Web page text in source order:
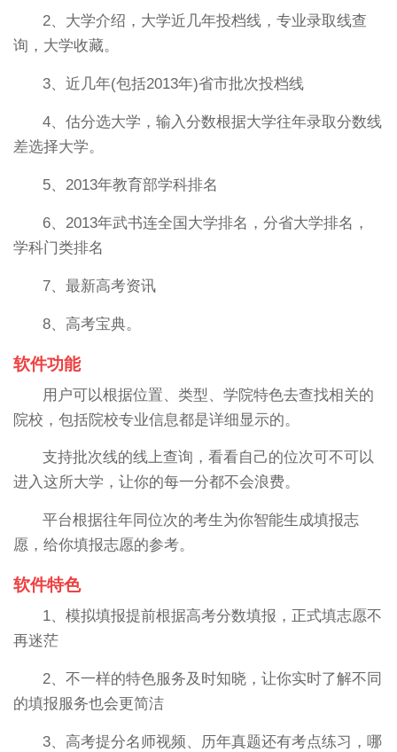
2、大学介绍，大学近几年投档线，专业录取线查
询，大学收藏。
3、近几年(包括2013年)省市批次投档线
4、估分选大学，输入分数根据大学往年录取分数线
差选择大学。
5、2013年教育部学科排名
6、2013年武书连全国大学排名，分省大学排名，
学科门类排名
7、最新高考资讯
8、高考宝典。
软件功能
用户可以根据位置、类型、学院特色去查找相关的
院校，包括院校专业信息都是详细显示的。
支持批次线的线上查询，看看自己的位次可不可以
进入这所大学，让你的每一分都不会浪费。
平台根据往年同位次的考生为你智能生成填报志
愿，给你填报志愿的参考。
软件特色
1、模拟填报提前根据高考分数填报，正式填志愿不
再迷茫
2、不一样的特色服务及时知晓，让你实时了解不同
的填报服务也会更简洁
3、高考提分名师视频、历年真题还有考点练习，哪